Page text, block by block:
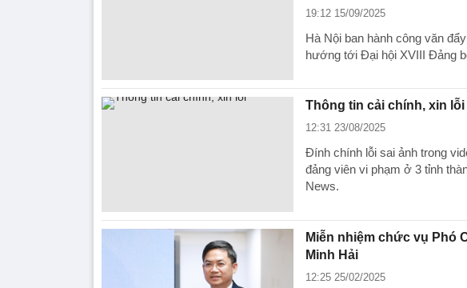
19:12 15/09/2025
Hà Nội ban hành công văn
hướng tới Đại hội XVIII Đảng
Thông tin cải chính, xin lỗi
12:31 23/08/2025
Đính chính lỗi sai ảnh trong
đảng viên vi phạm ở 3 tỉnh
News.
Miễn nhiệm chức vụ Phó
Minh Hải
12:25 25/02/2025